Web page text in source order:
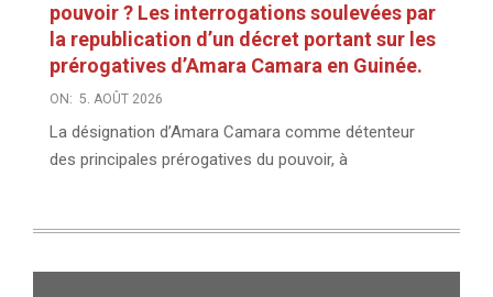
pouvoir ? Les interrogations soulevées par
la republication d’un décret portant sur les
prérogatives d’Amara Camara en Guinée.
ON: 5. AOÛT 2026
La désignation d’Amara Camara comme détenteur
des principales prérogatives du pouvoir, à